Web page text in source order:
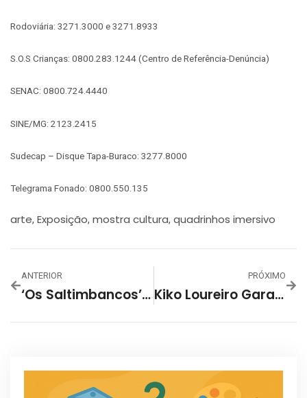
Rodoviária: 3271.3000 e 3271.8933
S.O.S Crianças: 0800.283.1244 (Centro de Referência-Denúncia)
SENAC: 0800.724.4440
SINE/MG: 2123.2415
Sudecap – Disque Tapa-Buraco: 3277.8000
Telegrama Fonado: 0800.550.135
arte, Exposição, mostra cultura, quadrinhos imersivo
ANTERIOR
‘Os Saltimbancos’, De Chico Buarque, Abre Temporada De Musicais Infantis Em BH
PRÓXIMO
Kiko Loureiro Garante Que Vai Tocar Angra E Megadeth No Show Que Fará Em BH